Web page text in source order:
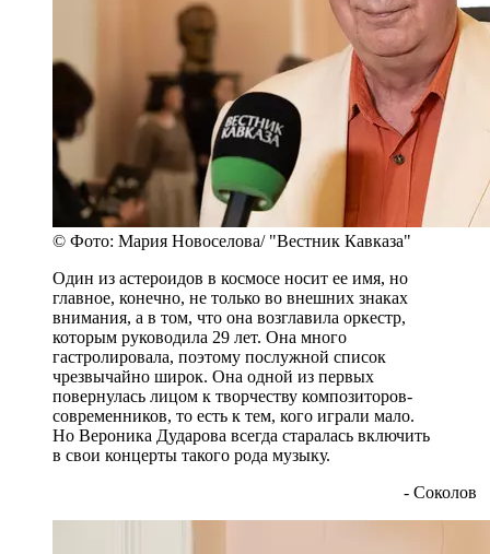
© Фото: Мария Новоселова/ "Вестник Кавказа"
Один из астероидов в космосе носит ее имя, но
главное, конечно, не только во внешних знаках
внимания, а в том, что она возглавила оркестр,
которым руководила 29 лет. Она много
гастролировала, поэтому послужной список
чрезвычайно широк. Она одной из первых
повернулась лицом к творчеству композиторов-
современников, то есть к тем, кого играли мало.
Но Вероника Дударова всегда старалась включить
в свои концерты такого рода музыку.
- Соколов